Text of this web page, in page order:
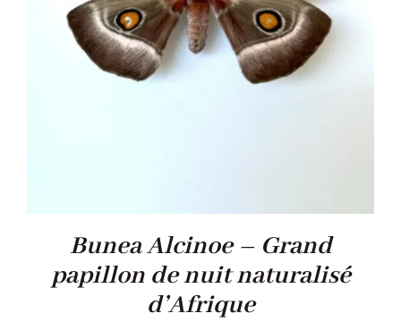
Bunea Alcinoe – Grand
papillon de nuit naturalisé
d’Afrique